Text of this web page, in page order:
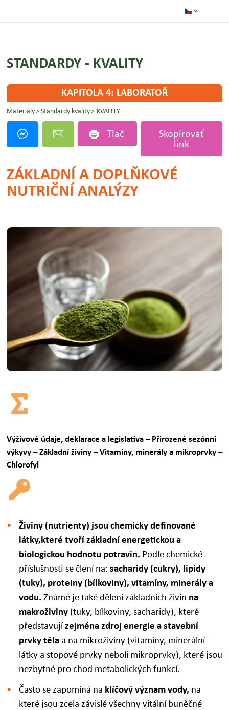
STANDARDY - KVALITY
KAPITOLA 4: LABORATOŘ
Materiály Standardy kvality KVALITY
Tlač
Skopírovať
link
ZÁKLADNÍ A DOPLŇKOVÉ
NUTRIČNÍ ANALÝZY
Výživové údaje, deklarace a legislativa – Přirozené sezónní
výkyvy – Základní živiny – Vitamíny, minerály a mikroprvky –
Chlorofyl
Živiny (nutrienty) jsou chemicky definované
látky, které tvoří základní energetickou a
biologickou hodnotu potravin. Podle chemické
příslušnosti se člení na: sacharidy (cukry), lipidy
(tuky), proteiny (bílkoviny), vitamíny, minerály a
vodu. Známé je také dělení základních živin na
makroživiny(tuky, bílkoviny, sacharidy), které
představují zejména zdroj energie a stavební
prvky tělaa na mikroživiny (vitamíny, minerální
látky a stopové prvky neboli mikroprvky), které jsou
nezbytné pro chod metabolických funkcí.
Často se zapomíná na klíčový význam vody, na
které jsou zcela závislé všechny vitální buněčné